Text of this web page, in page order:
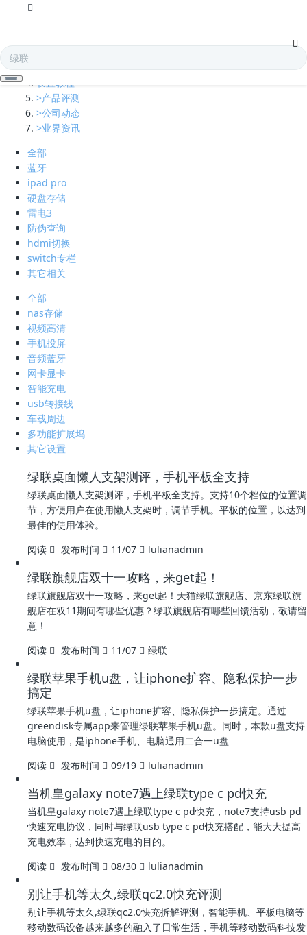
凯发娱乐全球的技术支持
设置教程
>产品评测
>公司动态
>业界资讯
全部
蓝牙
ipad pro
硬盘存储
雷电3
防伪查询
hdmi切换
switch专栏
其它相关
全部
nas存储
视频高清
手机投屏
音频蓝牙
网卡显卡
智能充电
usb转接线
车载周边
多功能扩展坞
其它设置
绿联桌面懒人支架测评，手机平板全支持
绿联桌面懒人支架测评，手机平板全支持。支持10个档位的位置调
节，方便用户在使用懒人支架时，调节手机。平板的位置，以达到
最佳的使用体验。
阅读
发布时间 11/07 lulianadmin
绿联旗舰店双十一攻略，来get起！
绿联旗舰店双十一攻略，来get起！天猫绿联旗舰店、京东绿联旗
舰店在双11期间有哪些优惠？绿联旗舰店有哪些回馈活动，敬请留
意！
阅读
发布时间 11/07 绿联
绿联苹果手机u盘，让iphone扩容、隐私保护一步
搞定
绿联苹果手机u盘，让iphone扩容、隐私保护一步搞定。通过
greendisk专属app来管理绿联苹果手机u盘。同时，本款u盘支持
电脑使用，是iphone手机、电脑通用二合一u盘
阅读
发布时间 09/19 lulianadmin
当机皇galaxy note7遇上绿联type c pd快充
当机皇galaxy note7遇上绿联type c pd快充，note7支持usb pd
快速充电协议，同时与绿联usb type c pd快充搭配，能大大提高
充电效率，达到快速充电的目的。
阅读
发布时间 08/30 lulianadmin
别让手机等太久,绿联qc2.0快充评测
别让手机等太久,绿联qc2.0快充拆解评测，智能手机、平板电脑等
移动数码设备越来越多的融入了日常生活，手机等移动数码科技发